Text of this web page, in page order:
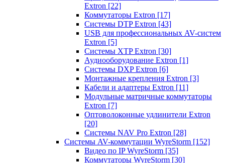
Extron [22]
Коммутаторы Extron [17]
Системы DTP Extron [43]
USB для профессиональных AV-систем
Extron [5]
Системы XTP Extron [30]
Аудиооборудование Extron [1]
Системы DXP Extron [6]
Монтажные крепления Extron [3]
Кабели и адаптеры Extron [11]
Модульные матричные коммутаторы
Extron [7]
Оптоволоконные удлинители Extron
[20]
Системы NAV Pro Extron [28]
Системы AV-коммутации WyreStorm [152]
Видео по IP WyreStorm [35]
Коммутаторы WyreStorm [30]